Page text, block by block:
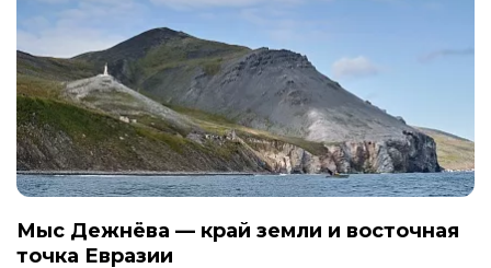
Мыс Дежнёва — край земли и восточная
точка Евразии